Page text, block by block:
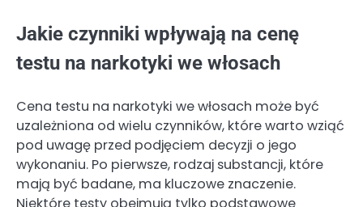
Jakie czynniki wpływają na cenę
testu na narkotyki we włosach
Cena testu na narkotyki we włosach może być
uzależniona od wielu czynników, które warto wziąć
pod uwagę przed podjęciem decyzji o jego
wykonaniu. Po pierwsze, rodzaj substancji, które
mają być badane, ma kluczowe znaczenie.
Niektóre testy obejmują tylko podstawowe